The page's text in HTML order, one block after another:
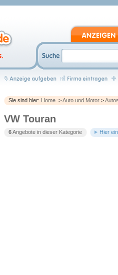
Sie sind hier: Home >Auto und Motor >
VW Touran
6Angebote in dieser Kategorie Hier